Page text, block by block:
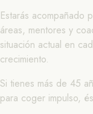
Estarás acompañado
áreas, mentores y
situación actual en
crecimiento.
Si tienes más de 45
para coger impulso,